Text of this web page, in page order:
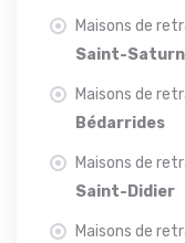
Maisons de
Saint-
Maisons de
Bédarrides
Maisons de
Saint-Didier
Maisons de